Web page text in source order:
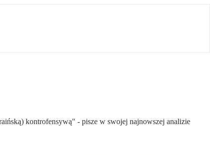
kontrofensywą" - pisze w swojej najnowszej analizie